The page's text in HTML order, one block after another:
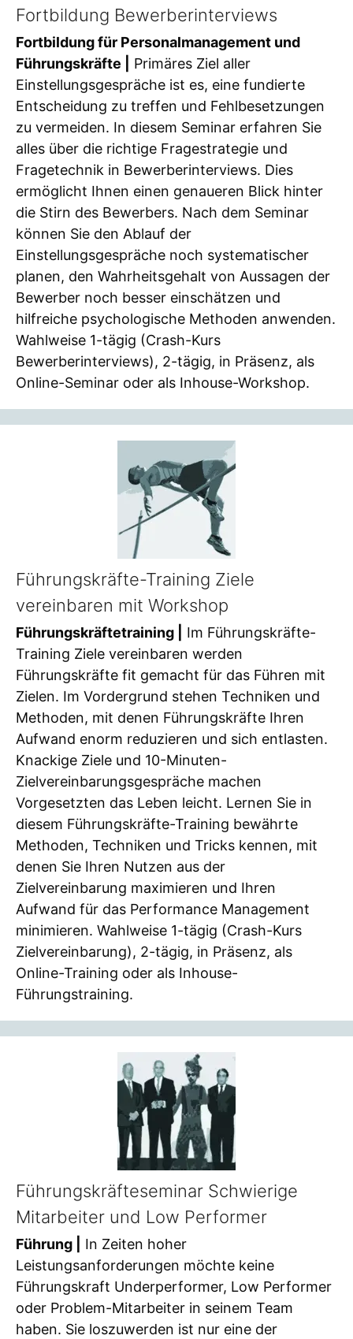
Fortbildung Bewerberinterviews
Fortbildung für Personalmanagement und
Führungskräfte |
Primäres Ziel aller
Einstellungsgespräche ist es, eine fundierte
Entscheidung zu treffen und Fehlbesetzungen
zu vermeiden. In diesem Seminar erfahren Sie
alles über die richtige Fragestrategie und
Fragetechnik in Bewerberinterviews. Dies
ermöglicht Ihnen einen genaueren Blick hinter
die Stirn des Bewerbers. Nach dem Seminar
können Sie den Ablauf der
Einstellungsgespräche noch systematischer
planen, den Wahrheitsgehalt von Aussagen der
Bewerber noch besser einschätzen und
hilfreiche psychologische Methoden anwenden.
Wahlweise 1-tägig (Crash-Kurs
Bewerberinterviews), 2-tägig, in Präsenz, als
Online-Seminar oder als Inhouse-Workshop.
Führungskräfte-Training Ziele
vereinbaren mit Workshop
Führungskräftetraining |
Im Führungskräfte-
Training Ziele vereinbaren werden
Führungskräfte fit gemacht für das Führen mit
Zielen. Im Vordergrund stehen Techniken und
Methoden, mit denen Führungskräfte Ihren
Aufwand enorm reduzieren und sich entlasten.
Knackige Ziele und 10-Minuten-
Zielvereinbarungsgespräche machen
Vorgesetzten das Leben leicht. Lernen Sie in
diesem Führungskräfte-Training bewährte
Methoden, Techniken und Tricks kennen, mit
denen Sie Ihren Nutzen aus der
Zielvereinbarung maximieren und Ihren
Aufwand für das Performance Management
minimieren. Wahlweise 1-tägig (Crash-Kurs
Zielvereinbarung), 2-tägig, in Präsenz, als
Online-Training oder als Inhouse-
Führungstraining.
Führungskräfteseminar Schwierige
Mitarbeiter und Low Performer
Führung |
In Zeiten hoher
Leistungsanforderungen möchte keine
Führungskraft Underperformer, Low Performer
oder Problem-Mitarbeiter in seinem Team
haben. Sie loszuwerden ist nur eine der